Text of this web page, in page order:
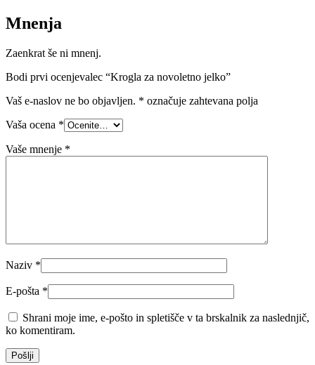
Mnenja
Zaenkrat še ni mnenj.
Bodi prvi ocenjevalec “Krogla za novoletno jelko”
Vaš e-naslov ne bo objavljen. * označuje zahtevana polja
Vaša ocena *
Vaše mnenje *
Naziv *
E-pošta *
Shrani moje ime, e-pošto in spletišče v ta brskalnik za naslednjič,
ko komentiram.